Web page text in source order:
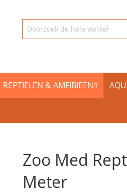
REPTIELEN & AMFIBIEËN
Zoo Med
Meter